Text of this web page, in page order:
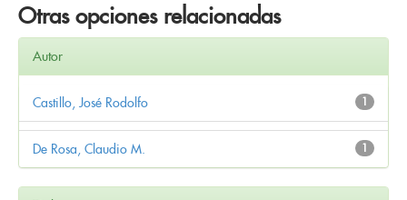
Otras opciones relacionadas
Autor
1
Castillo, José Rodolfo
1
De Rosa, Claudio M.